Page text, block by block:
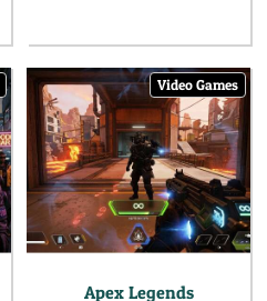
Video Games
Apex Legends